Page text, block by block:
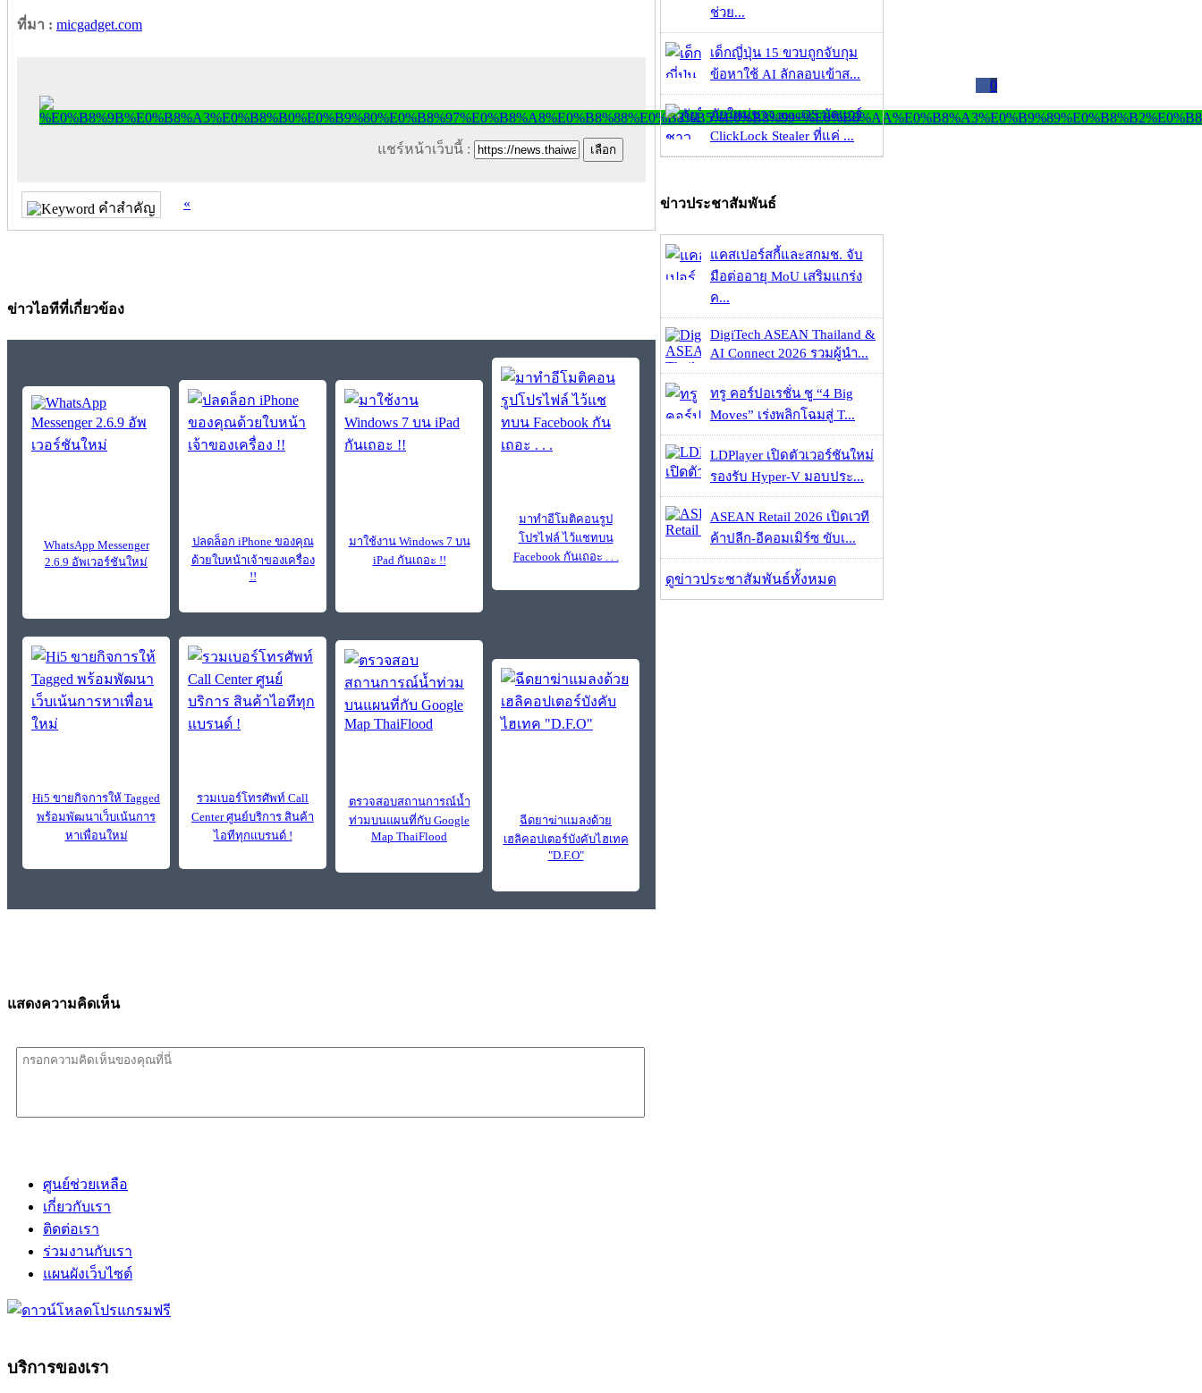
ที่มา : micgadget.com
0
แชร์หน้าเว็บนี้ :
คำสำคัญ «
ข่าวไอทีที่เกี่ยวข้อง
WhatsApp Messenger
2.6.9 อัพเวอร์ชันใหม่
ปลดล็อก iPhone ของคุณ
ด้วยใบหน้าเจ้าของเครื่อง
!!
มาใช้งาน Windows 7 บน
iPad กันเถอะ !!
มาทำอีโมติคอนรูป
โปรไฟล์ ไว้แชทบน
Facebook กันเถอะ . . .
Hi5 ขายกิจการให้ Tagged
พร้อมพัฒนาเว็บเน้นการ
หาเพื่อนใหม่
รวมเบอร์โทรศัพท์ Call
Center ศูนย์บริการ สินค้า
ไอทีทุกแบรนด์ !
ตรวจสอบสถานการณ์น้ำ
ท่วมบนแผนที่กับ Google
Map ThaiFlood
ฉีดยาฆ่าแมลงด้วย
เฮลิคอปเตอร์บังคับไฮเทค
"D.F.O"
แสดงความคิดเห็น
ช่วย...
เด็กญี่ปุ่น 15 ขวบถูกจับกุม
ข้อหาใช้ AI ลักลอบเข้าส...
ภัยใหม่ชาว macOS มัลแวร์
ClickLock Stealer ที่แค่ ...
ข่าวประชาสัมพันธ์
แคสเปอร์สกี้และสกมช. จับ
มือต่ออายุ MoU เสริมแกร่ง
ค...
DigiTech ASEAN Thailand &
AI Connect 2026 รวมผู้นำ...
ทรู คอร์ปอเรชั่น ชู “4 Big
Moves” เร่งพลิกโฉมสู่ T...
LDPlayer เปิดตัวเวอร์ชันใหม่
รองรับ Hyper-V มอบประ...
ASEAN Retail 2026 เปิดเวที
ค้าปลีก-อีคอมเมิร์ซ ขับเ...
ดูข่าวประชาสัมพันธ์ทั้งหมด
ศูนย์ช่วยเหลือ
เกี่ยวกับเรา
ติดต่อเรา
ร่วมงานกับเรา
แผนผังเว็บไซต์
บริการของเรา